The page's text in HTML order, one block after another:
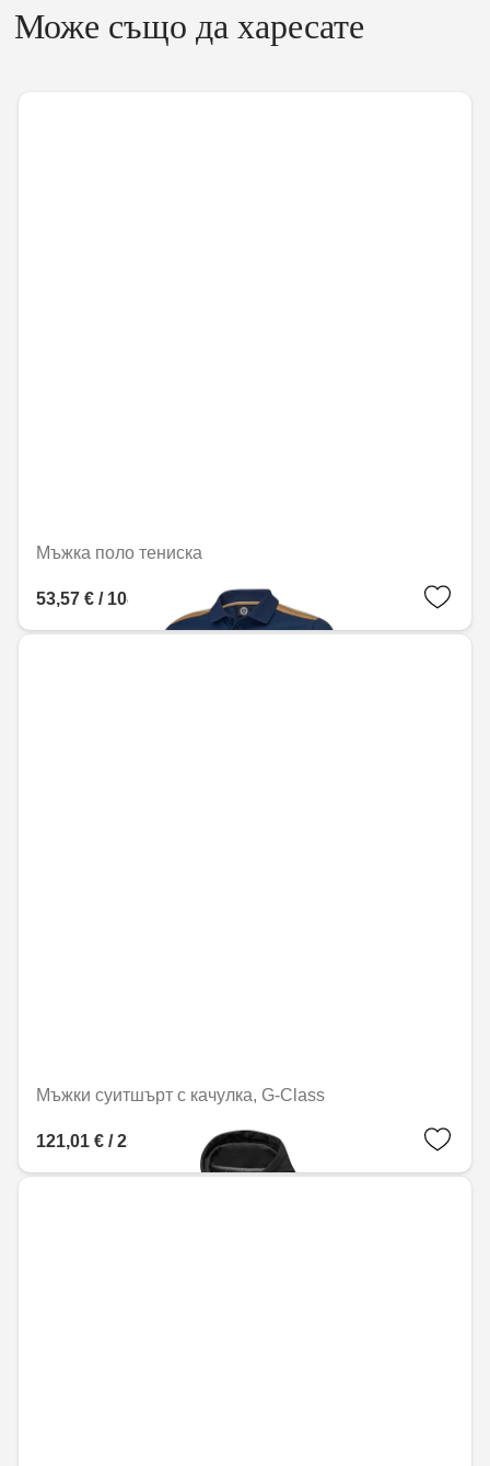
Може също да харесате
Мъжка поло тениска
53,57 € / 104,77 лв.
Мъжки суитшърт с качулка, G-Class
121,01 € / 236,67 лв.